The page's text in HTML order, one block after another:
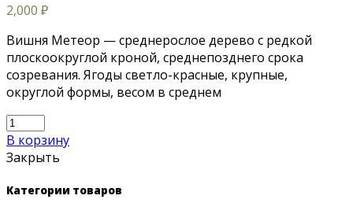
2,000 ₽
Вишня Метеор — среднерослое дерево с редкой
плоскоокруглой кроной, среднепозднего срока
созревания. Ягоды светло-красные, крупные,
округлой формы, весом в среднем
В корзину
Закрыть
Категории товаров